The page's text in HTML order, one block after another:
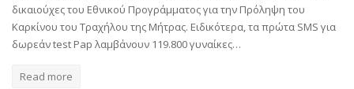
δικαιούχες του Εθνικού Προγράμματος για την Πρόληψη του
Καρκίνου του Τραχήλου της Μήτρας. Ειδικότερα, τα πρώτα SMS για
δωρεάν test Pap λαμβάνουν 119.800 γυναίκες…
Read more